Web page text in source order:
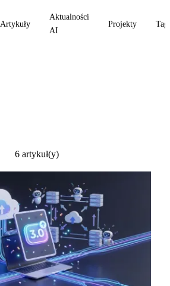
Artykuły
Aktualności
AI
Projekty Tagi
6 artykuł(y)